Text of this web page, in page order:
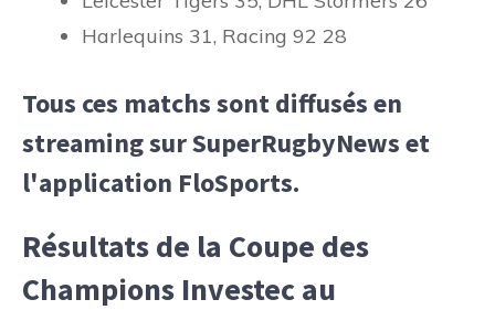
Harlequins 31, Racing 92 28
Tous ces matchs sont diffusés en
streaming sur SuperRugbyNews et
l'application FloSports.
Résultats de la Coupe des
Champions Investec au